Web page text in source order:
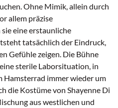
Ohne Mimik, allein durch
allem präzise
eine erstaunliche
tatsächlich der Eindruck,
Gefühle zeigen. Die Bühne
sterile Laborsituation, in
Hamsterrad immer wieder um
die Kostüme von Shayenne Di
aus westlichen und